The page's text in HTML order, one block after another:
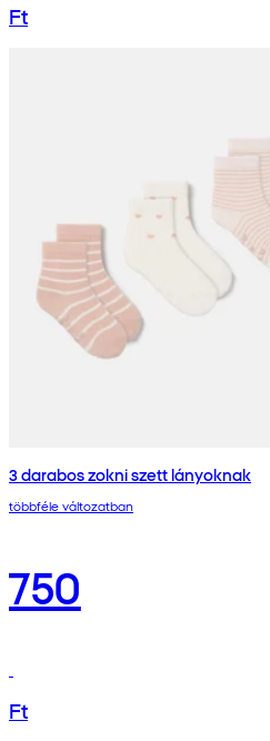
Ft
3 darabos zokni szett lányoknak
többféle változatban
750
Ft